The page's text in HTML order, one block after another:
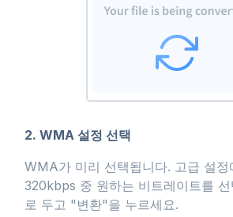
2. WMA 설정 선택
WMA가 미리 선택됩니다. 고급 설
320kbps 중 원하는 비트레이트를
로 두고 "변환"을 누르세요.